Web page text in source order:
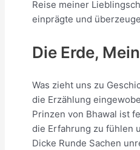
Reise meiner
einprägte und
Die Erde,
Was zieht uns zu
die Erzählung
Prinzen von Bhawal ist
die Erfahrung zu fühlen
Dicke Runde Sachen